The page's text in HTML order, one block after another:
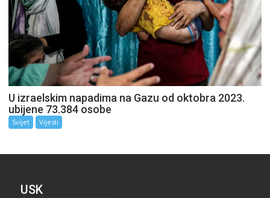
U izraelskim napadima na Gazu od oktobra 2023.
ubijene 73.384 osobe
Svijet Vijesti
USK